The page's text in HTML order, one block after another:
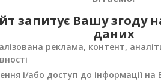
Замовити
запитує Вашу згоду
даних
реклама, контент,
і/або доступ до інформації